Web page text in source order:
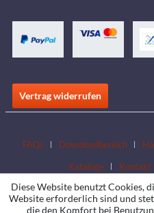
Vertrag widerrufen
FAQs Downloadbereich
Kataloge
Kontakt
Diese Website benutzt Cookies,
Website erforderlich sind und
die den Komfort bei